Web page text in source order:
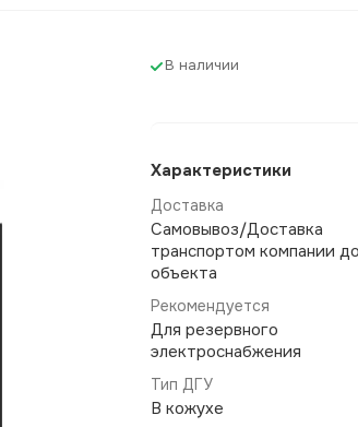
В наличии
Характеристики
Доставка
Самовывоз/Доставка
транспортом компании до
объекта
Рекомендуется
Для резервного
электроснабжения
Тип ДГУ
В кожухе